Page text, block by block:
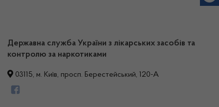
Державна служба України з лікарських засобів та
контролю за наркотиками
03115, м. Київ, просп. Берестейський, 120-А